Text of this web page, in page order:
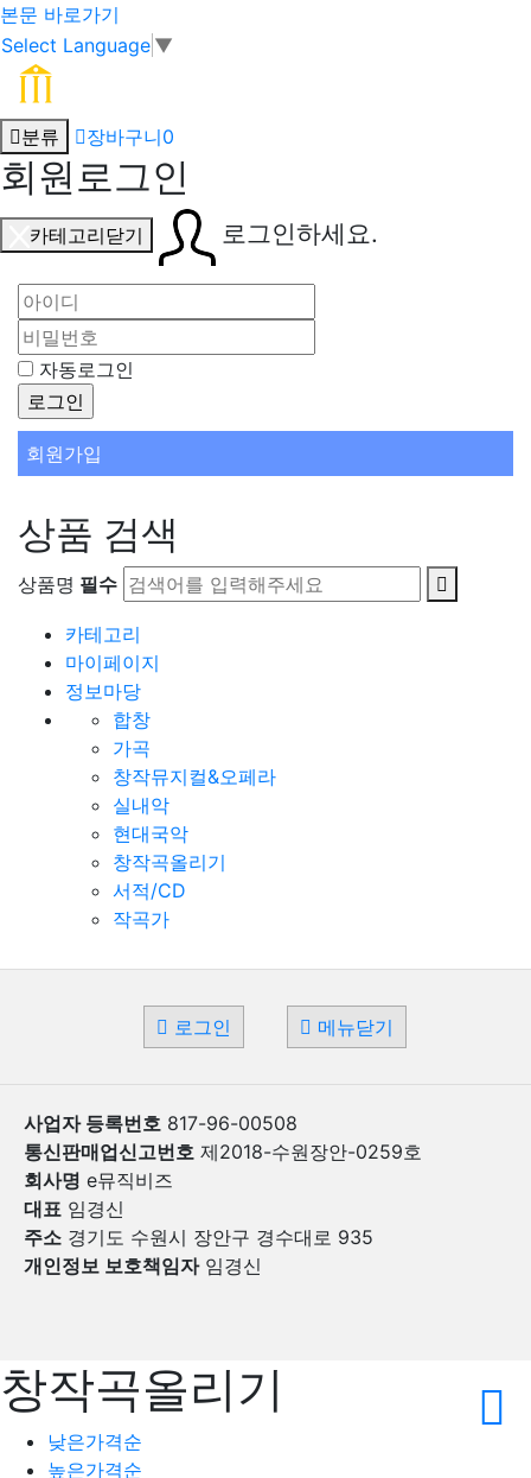
본문 바로가기
Select Language ▼
분류 장바구니0
회원로그인
카테고리닫기 로그인하세요.
자동로그인
회원가입
상품 검색
상품명 필수
카테고리
마이페이지
정보마당
합창
가곡
창작뮤지컬&오페라
실내악
현대국악
창작곡올리기
서적/CD
작곡가
로그인 메뉴닫기
사업자 등록번호 817-96-00508
통신판매업신고번호 제2018-수원장안-0259호
회사명 e뮤직비즈
대표 임경신
주소 경기도 수원시 장안구 경수대로 935
개인정보 보호책임자임경신
창작곡올리기
낮은가격순
높은가격순